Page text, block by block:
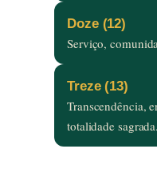
Doze (12)
Serviço,
Treze (13)
Transcendência,
totalidade sagrada.